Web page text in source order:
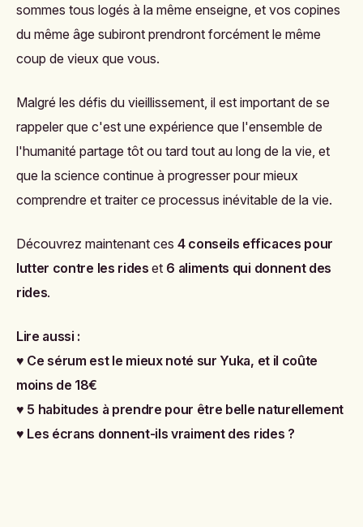
sommes tous logés à la même enseigne, et vos copines
du même âge subiront prendront forcément le même
coup de vieux que vous.
Malgré les défis du vieillissement, il est important de se
rappeler que c'est une expérience que l'ensemble de
l'humanité partage tôt ou tard tout au long de la vie, et
que la science continue à progresser pour mieux
comprendre et traiter ce processus inévitable de la vie.
Découvrez maintenant ces 4 conseils efficaces pour
lutter contre les rides et 6 aliments qui donnent des
rides.
Lire aussi :
♥ Ce sérum est le mieux noté sur Yuka, et il coûte
moins de 18€
♥ 5 habitudes à prendre pour être belle naturellement
♥ Les écrans donnent-ils vraiment des rides ?